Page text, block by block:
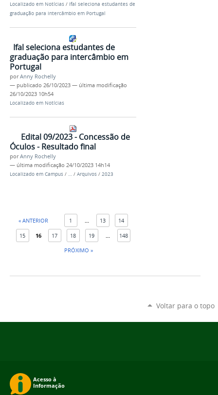
Localizado em Notícias / Ifal seleciona estudantes de
graduação para intercâmbio em Portugal
Ifal seleciona estudantes de
graduação para intercâmbio em
Portugal
porAnny Rochelly
— publicado 26/10/2023 — última modificação
26/10/2023 10h54
Localizado em Notícias
Edital 09/2023 - Concessão de
Óculos - Resultado final
porAnny Rochelly
— última modificação 24/10/2023 14h14
Localizado em Campus / … / Arquivos / 2023
« ANTERIOR 1 13 14
15 16 17 18 19
148
PRÓXIMO »
Voltar para o topo